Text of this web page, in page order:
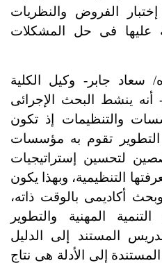
الفروض والنظريات
عليها فى حل المشكلات
جابر- وكيل الكلية
أنه ينشط البحث الإجرائى
والتنظيمات إذ تكون
تقوم به مؤسسات
لتحسين إستراتيجيات
التنظيمية، وبهذا يكون
أكاديمى بالوقت ذاته،
المهنية والتطوير
المستند إلى الدليل
إلى الأدلة هى نتاج